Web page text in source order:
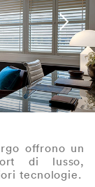
offrono un
di lusso,
tecnologie.